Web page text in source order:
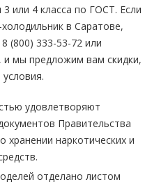
или 4 класса по ГОСТ. Если
в Саратове,
(800) 333-53-72 или
и мы предложим вам скидки,
удовлетворяют
Правительства
наркотических и
отделано листом